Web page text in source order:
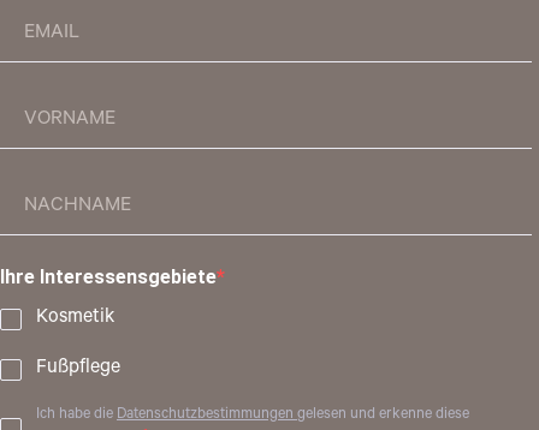
Ihre Interessensgebiete
Kosmetik
Fußpflege
Ich habe die Datenschutzbestimmungengelesen und erkenne diese